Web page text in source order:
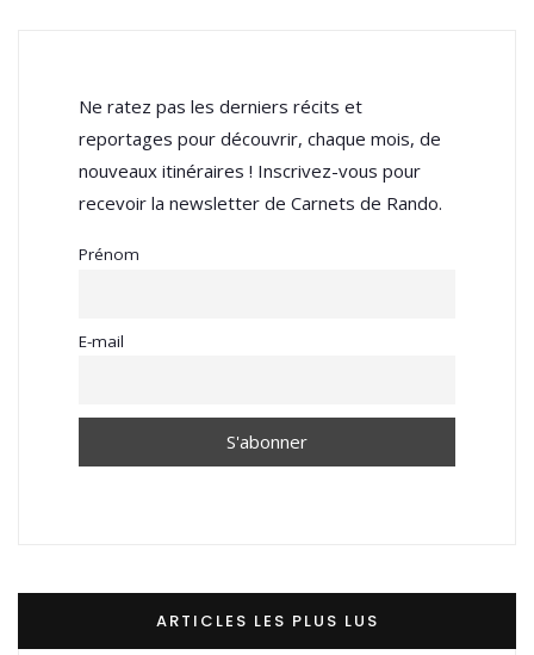
Ne ratez pas les derniers récits et
reportages pour découvrir, chaque mois, de
nouveaux itinéraires ! Inscrivez-vous pour
recevoir la newsletter de Carnets de Rando.
Prénom
E-mail
ARTICLES LES PLUS LUS